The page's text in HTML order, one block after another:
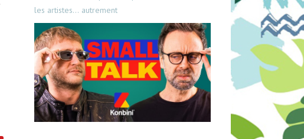
les artistes… autrement